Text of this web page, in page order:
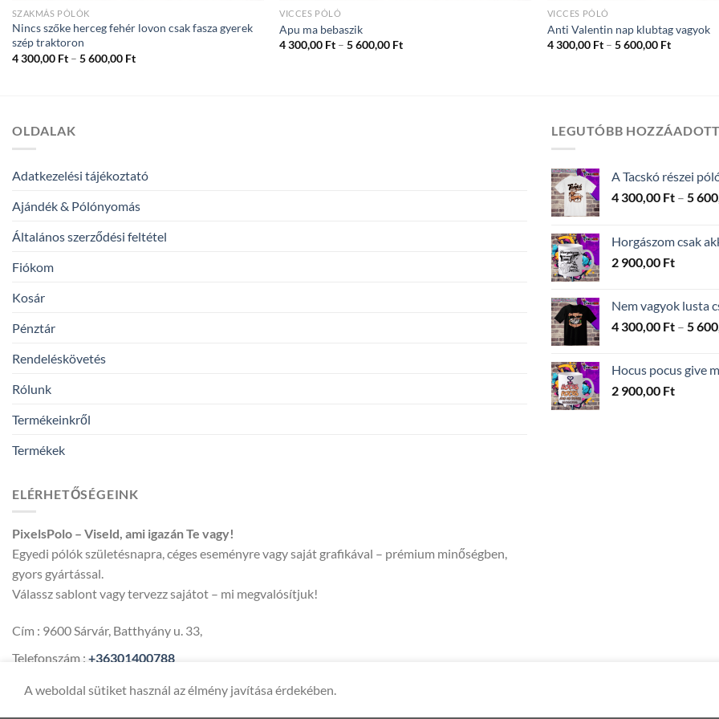
SZAKMÁS PÓLÓK
Nincs szőke herceg fehér lovon csak fasza gyerek
szép traktoron
4 300,00 Ft – 5 600,00 FtÁrtartomány:
VICCES PÓLÓ
Apu ma bebaszik
4 300,00 Ft – 5 600,00 FtÁrtartomány:
VICCES PÓLÓ
Anti Valentin nap klubtag vagyok
4 300,00 Ft – 5 600,00 Ft
OLDALAK
Adatkezelési tájékoztató
Ajándék & Pólónyomás
Általános szerződési feltétel
Fiókom
Kosár
Pénztár
Rendeléskövetés
Rólunk
Termékeinkről
Termékek
LEGUTÓBB HOZZÁADOTT
A Tacskó részei
4 300,00 Ft – 5
Horgászom csak
2 900,00 Ft
Nem vagyok lusta
4 300,00 Ft – 5
Hocus pocus give
2 900,00 Ft
ELÉRHETŐSÉGEINK
PixelsPolo – Viseld, ami igazán Te vagy!
Egyedi pólók születésnapra, céges eseményre vagy saját grafikával – prémium minőségben,
gyors gyártással.
Válassz sablont vagy tervezz sajátot – mi megvalósítjuk!
Cím : 9600 Sárvár, Batthyány u. 33,
Telefonszám : +36301400788
Email :pixelspolo@gmail.com
A weboldal sütiket használ az élmény javítása érdekében.